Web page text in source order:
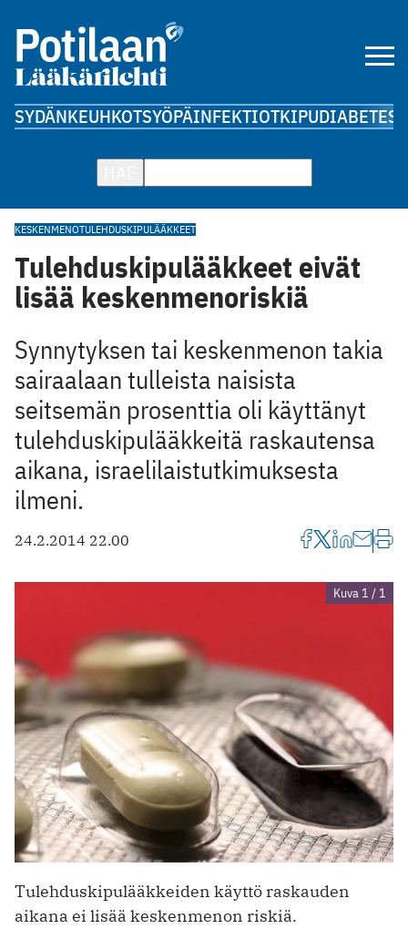
SYDÄNKEUHKOTSYÖPÄINFEKTIOTKIPUDIABETES
KESKENMENOTULEHDUSKIPULÄÄKKEET
Tulehduskipulääkkeet eivät
lisää keskenmenoriskiä
Synnytyksen tai keskenmenon takia
sairaalaan tulleista naisista
seitsemän prosenttia oli käyttänyt
tulehduskipulääkkeitä raskautensa
aikana, israelilaistutkimuksesta
ilmeni.
24.2.2014 22.00
Kuva 1 / 1
Tulehduskipulääkkeiden käyttö raskauden
aikana ei lisää keskenmenon riskiä.